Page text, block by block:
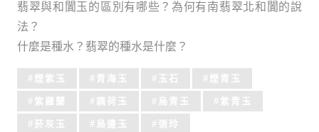
翡翠與和闐玉的區別有哪些？為何有南翡翠北和闐的說
法？
什麼是種水？翡翠的種水是什麼？
Tagged
with:
煙紫玉 青海玉 玉石 煙青玉
紫羅蘭 耦荷玉 烏青玉 紫青玉
菸灰玉 烏邊玉 張玲